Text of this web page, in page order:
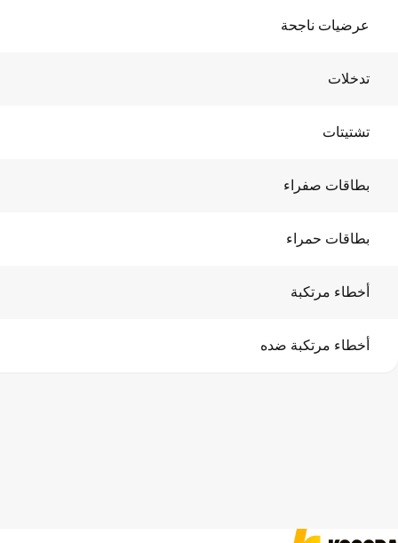
عرضيات ناجحة
تدخلات
تشتيتات
بطاقات صفراء
بطاقات حمراء
أخطاء مرتكبة
أخطاء مرتكبة ضده